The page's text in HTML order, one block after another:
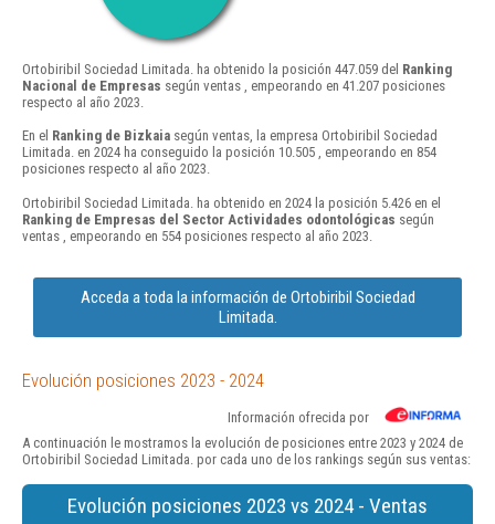
Ortobiribil Sociedad Limitada. ha obtenido la posición 447.059 del Ranking
Nacional de Empresas según ventas , empeorando en 41.207 posiciones
respecto al año 2023.
En el Ranking de Bizkaia según ventas, la empresa Ortobiribil Sociedad
Limitada. en 2024 ha conseguido la posición 10.505 , empeorando en 854
posiciones respecto al año 2023.
Ortobiribil Sociedad Limitada. ha obtenido en 2024 la posición 5.426 en el
Ranking de Empresas del Sector Actividades odontológicas según
ventas , empeorando en 554 posiciones respecto al año 2023.
Acceda a toda la información de Ortobiribil Sociedad
Limitada.
Evolución posiciones 2023 - 2024
Información ofrecida por
A continuación le mostramos la evolución de posiciones entre 2023 y 2024 de
Ortobiribil Sociedad Limitada. por cada uno de los rankings según sus ventas:
Evolución posiciones 2023 vs 2024 - Ventas